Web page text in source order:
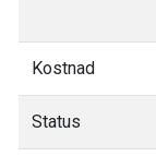
Kostnad
Status